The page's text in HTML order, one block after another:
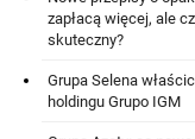
zapłacą więcej, ale
skuteczny?
Grupa Selena
holdingu Grupo IGM